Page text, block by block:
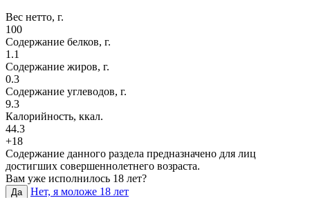
Вес нетто, г.
100
Содержание белков, г.
1.1
Содержание жиров, г.
0.3
Содержание углеводов, г.
9.3
Калорийность, ккал.
44.3
+18
Содержание данного раздела предназначено для лиц
достигших совершеннолетнего возраста.
Вам уже исполнилось 18 лет?
Да
Нет, я моложе 18 лет